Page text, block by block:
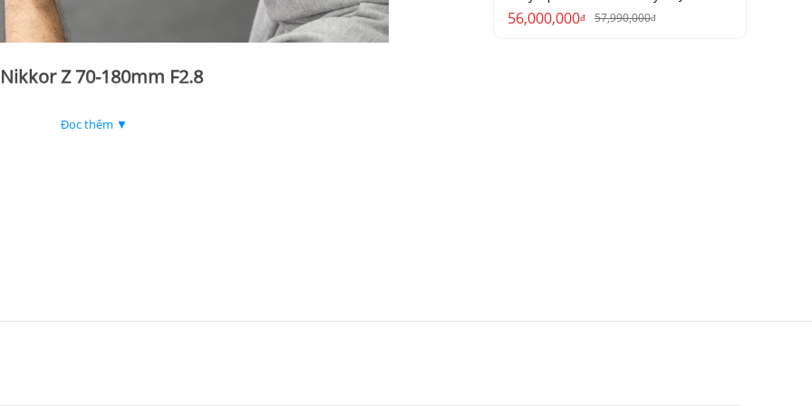
Z 70-180mm F2.8
Đọc thêm ▼
56,000,000đ 57,990,000đ